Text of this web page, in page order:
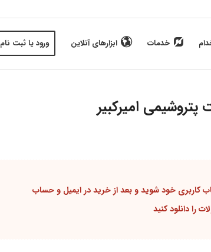
خدمات ابزارهای آنلاین ورود یا ثبت نام
امیرکبیر
کاربری خود شوید و بعد از خرید در ایمیل وحساب
را دانلود کنید